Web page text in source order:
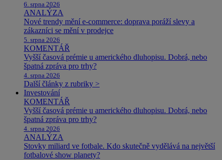
6. srpna 2026
ANALÝZA
Nové trendy mění e-commerce: doprava poráží slevy a
zákazníci se mění v prodejce
5. srpna 2026
KOMENTÁŘ
Vyšší časová prémie u amerického dluhopisu. Dobrá, nebo
špatná zpráva pro trhy?
4. srpna 2026
Další články z rubriky >
Investování
KOMENTÁŘ
Vyšší časová prémie u amerického dluhopisu. Dobrá, nebo
špatná zpráva pro trhy?
4. srpna 2026
ANALÝZA
Stovky miliard ve fotbale. Kdo skutečně vydělává na největší
fotbalové show planety?